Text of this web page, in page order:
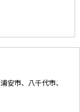
浦安市、 八千代市、